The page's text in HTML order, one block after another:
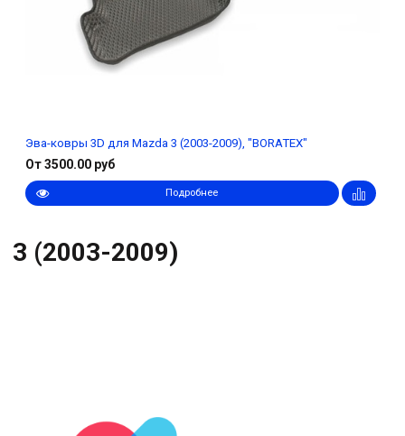
Эва-ковры 3D для Mazda 3 (2003-2009), "BORATEX"
От 3500.00 руб
Подробнее
3 (2003-2009)